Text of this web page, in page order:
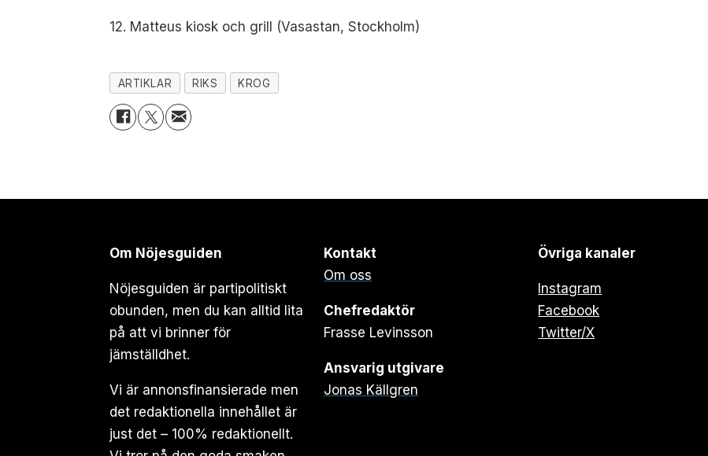
12. Matteus kiosk och grill (Vasastan, Stockholm)
ARTIKLAR RIKS KROG
Om Nöjesguiden
Nöjesguiden är partipolitiskt
obunden, men du kan alltid lita
på att vi brinner för
jämställdhet.
Vi är annonsfinansierade men
det redaktionella innehållet är
just det – 100% redaktionellt.
Kontakt
Om oss
Chefredaktör
Frasse Levinsson
Ansvarig utgivare
Jonas Källgren
Övriga kanaler
Instagram
Facebook
Twitter/X